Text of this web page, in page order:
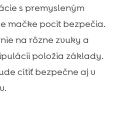
s premysleným
mačke pocit bezpečia.
na rôzne zvuky a
položia základy.
cítiť bezpečne aj v